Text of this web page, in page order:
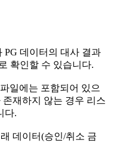
PG 데이터의 대사 결과
확인할 수 있습니다.
일에는 포함되어 있으
존재하지 않는 경우 리스
다.
데이터(승인/취소 금